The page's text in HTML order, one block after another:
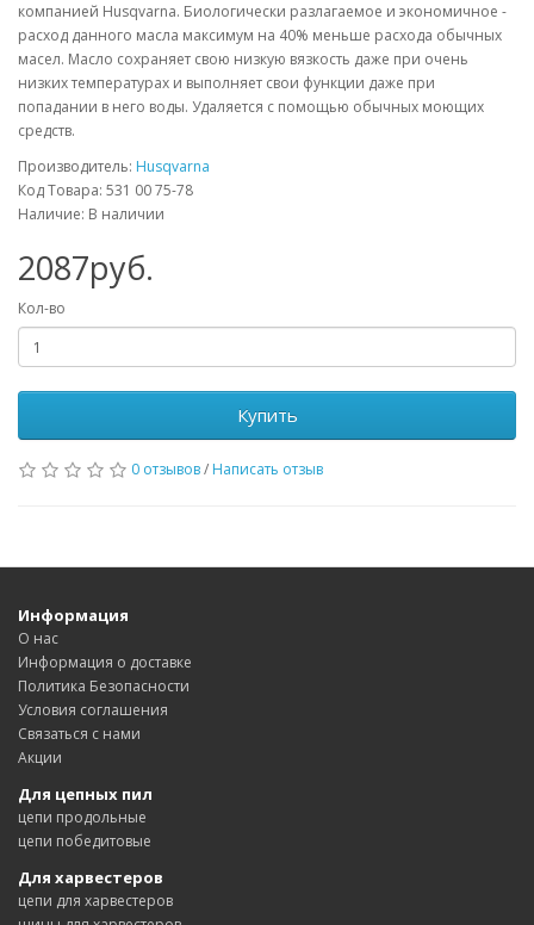
компанией Husqvarna. Биологически разлагаемое и экономичное -
расход данного масла максимум на 40% меньше расхода обычных
масел. Масло сохраняет свою низкую вязкость даже при очень
низких температурах и выполняет свои функции даже при
попадании в него воды. Удаляется с помощью обычных моющих
средств.
Производитель: Husqvarna
Код Товара: 531 00 75-78
Наличие: В наличии
2087руб.
Кол-во
Купить
0 отзывов/ Написать отзыв
Информация
О нас
Информация о доставке
Политика Безопасности
Условия соглашения
Связаться с нами
Акции
Для цепных пил
цепи продольные
цепи победитовые
Для харвестеров
цепи для харвестеров